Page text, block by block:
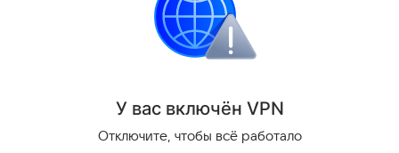
У вас включён VPN
Отключите, чтобы всё работало